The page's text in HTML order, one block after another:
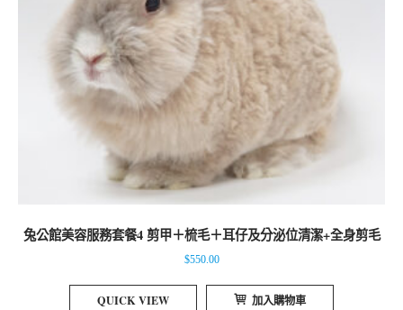
兔公館美容服務套餐4 剪甲＋梳毛＋耳仔及分泌位清潔+全身剪毛
$550.00
QUICK VIEW 加入購物車